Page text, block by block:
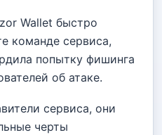
Wallet быстро
команде сервиса,
попытку фишинга
об атаке.
сервиса, они
черты